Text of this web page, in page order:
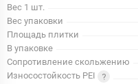
Вес 1 шт.
Вес упаковки
Площадь плитки
В упаковке
Сопротивление скольжению
Износостойкость PEI